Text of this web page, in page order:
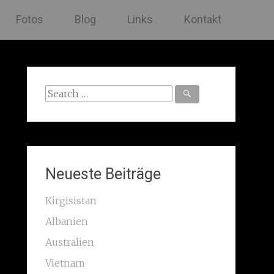
Fotos Blog Links Kontakt
Search
Neueste Beiträge
Kirgisistan
Albanien
Australien
Vietnam